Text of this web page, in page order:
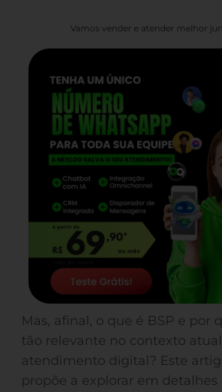
Vamos vender e atender melhor
Mas, afinal, o que é BSP e por
tão relevante no contexto
atendimento digital? Este
propõe a explorar em detalhes